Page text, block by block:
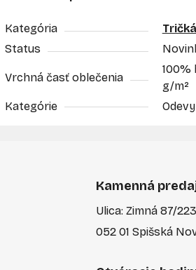
Kategória
Status
Vrchná časť oblečenia
100%
g/m²
Kategórie
Odevy
Kamenná
Ulica: Zimná 87/223
052 01 Spišská